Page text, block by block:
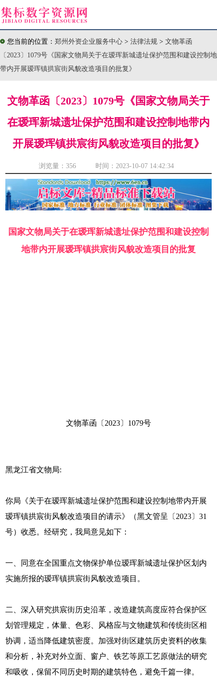
您当前的位置： 郑州外资企业服务中心 > 法律法规 > 文物革函
〔2023〕1079号《国家文物局关于在瑷珲新城遗址保护范围和建设控制地
带内开展瑷珲镇拱宸街风貌改造项目的批复》
文物革函〔2023〕1079号《国家文物局关于
在瑷珲新城遗址保护范围和建设控制地带内
开展瑷珲镇拱宸街风貌改造项目的批复》
浏览量： 356 时间：2023-10-07 14:42:34
国家文物局关于在瑷珲新城遗址保护范围和建设控制
地带内开展瑷珲镇拱宸街风貌改造项目的批复
文物革函〔2023〕1079号
黑龙江省文物局:
你局《关于在瑷珲新城遗址保护范围和建设控制地带内开展
瑷珲镇拱宸街风貌改造项目的请示》（黑文管呈〔2023〕31
号）收悉。经研究，我局意见如下：
一、同意在全国重点文物保护单位瑷珲新城遗址保护区划内
实施所报的瑷珲镇拱宸街风貌改造项目。
二、深入研究拱宸街历史沿革，改造建筑高度应符合保护区
划管理规定，体量、色彩、风格应与文物建筑和传统街区相
协调，适当降低建筑密度。加强对街区建筑历史资料的收集
和分析，补充对外立面、窗户、铁艺等原工艺原做法的研究
和吸收，保留不同历史时期的建筑特色，避免千篇一律。